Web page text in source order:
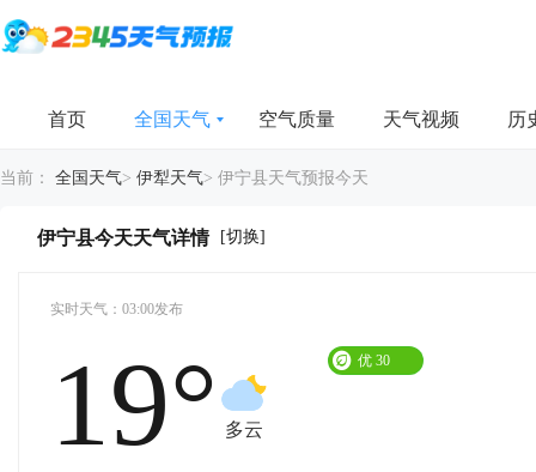
首页 全国天气 空气质量 天气视频 历
当前： 全国天气> 伊犁天气> 伊宁县天气预报今天
伊宁县今天天气详情 [切换]
实时天气：03:00发布
19° 多云
优 30